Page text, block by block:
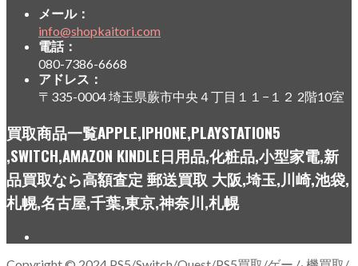
メール：
info@shopkaitori.com
電話：
080-7386-6668
アドレス：
〒335-0004 埼玉県蕨市中央４丁目１１−１２ 2階10室
買取商品一覧APPLE,IPHONE,PLAYSTATION5
,SWITCH,AMAZON KINDLE日用品,化粧品,小型家電,新
品買取なら高額査定 郵送買取 大阪,埼玉,川崎,池袋,
札幌,名古屋,千葉,東京,神奈川,札幌